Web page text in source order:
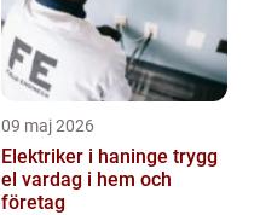
09 maj 2026
Elektriker i haninge trygg
el vardag i hem och
företag